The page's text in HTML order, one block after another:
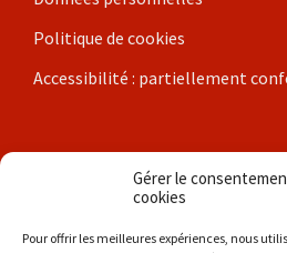
Gérer le
cookies
Pour offrir les meilleures expériences, nous
Politique de cookies
Accessibilité : partiellement
Nos communes